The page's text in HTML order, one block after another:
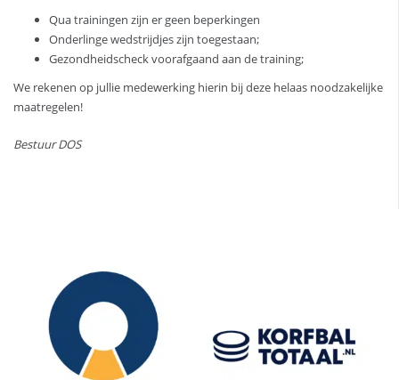
Qua trainingen zijn er geen beperkingen
Onderlinge wedstrijdjes zijn toegestaan;
Gezondheidscheck voorafgaand aan de training;
We rekenen op jullie medewerking hierin bij deze helaas noodzakelijke
maatregelen!
Bestuur DOS